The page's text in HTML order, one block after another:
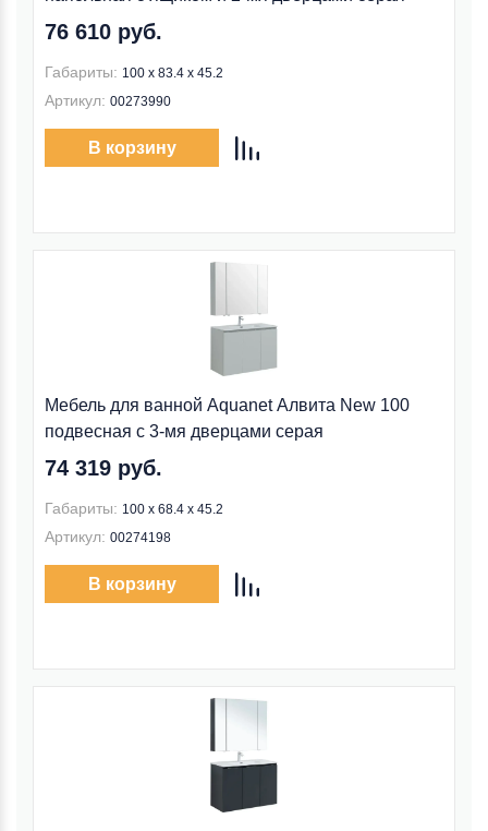
76 610 руб.
Габариты: 100 х 83.4 х 45.2
Артикул: 00273990
В корзину
Мебель для ванной Aquanet Алвита New 100
подвесная с 3-мя дверцами серая
74 319 руб.
Габариты: 100 х 68.4 х 45.2
Артикул: 00274198
В корзину